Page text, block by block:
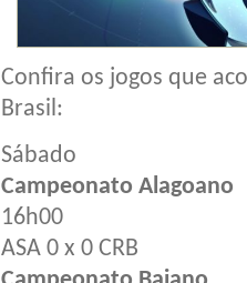
Confira os jogos que
Brasil:
Sábado
Campeonato Alagoano
16h00
ASA 0 x 0 CRB